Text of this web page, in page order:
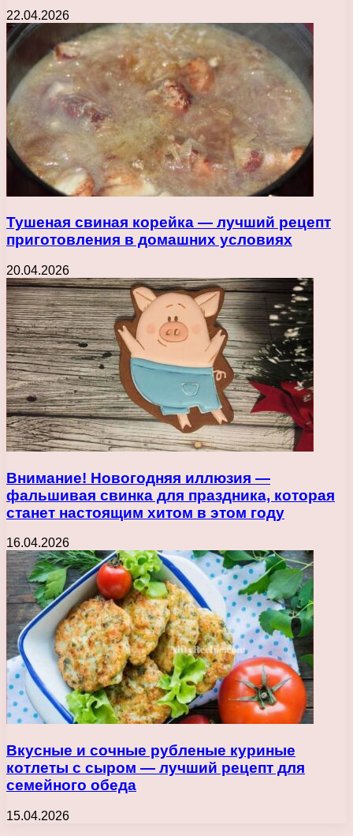
22.04.2026
Тушеная свиная корейка — лучший рецепт
приготовления в домашних условиях
20.04.2026
Внимание! Новогодняя иллюзия —
фальшивая свинка для праздника, которая
станет настоящим хитом в этом году
16.04.2026
Вкусные и сочные рубленые куриные
котлеты с сыром — лучший рецепт для
семейного обеда
15.04.2026